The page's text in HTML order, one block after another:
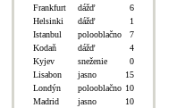
Frankfurt
dážď
6
Helsinki
dážď
1
Istanbul
polooblačno
7
Kodaň
dážď
4
Kyjev
sneženie
0
Lisabon
jasno
15
Londýn
polooblačno 10
Madrid
jasno
10